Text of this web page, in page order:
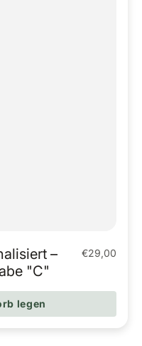
–
"C"
€29,00
legen